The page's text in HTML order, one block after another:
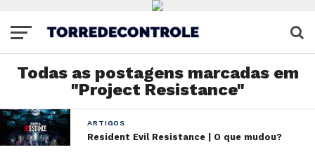
Todas as postagens marcadas em
"Project Resistance"
ARTIGOS
Resident Evil Resistance | O que mudou?